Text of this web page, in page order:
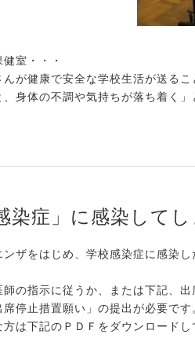
室・・・
んが健康で安全な学校生活が送る
、身体の不調や気持ちが落ち着く
染症」に感染して
ザをはじめ、学校感染症に感染し
の指示に従うか、または下記、
席停止措置願い」の提出が必要で
は下記のＰＤＦをダウンロードし